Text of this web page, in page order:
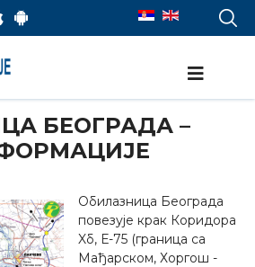
БЕОГРАДА –
Обилазница Београда
повезује крак Коридора
Xб, Е-75 (граница са
Мађарском, Хоргош -